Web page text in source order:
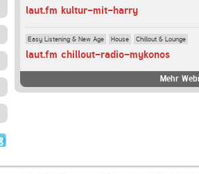
laut.fm kultur-mit-harry
Easy Listening & New Age House Chillout & Lounge
laut.fm chillout-radio-mykonos
Mehr